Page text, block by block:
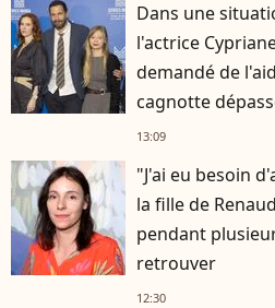
Dans une
l'actrice
demandé de
cagnotte
13:09
"J'ai eu besoin
la fille de
pendant
retrouver
12:30